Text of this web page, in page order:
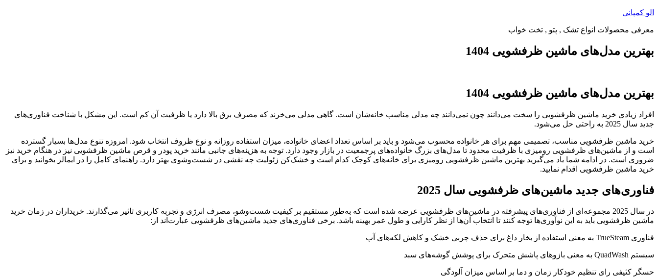
پرش
محتوا
الو کمپانی
معرفی محصولات انواع تشک , پتو , تخت خواب
بهترین مدل‌های ماشین ظرفشویی 1404
بهترین مدل‌های ماشین ظرفشویی 1404
افراد زیادی خرید ماشین ظرفشویی را سخت می‌دانند چون نمی‌دانند چه مدلی مناسب خانه‌شان است. گاهی مدلی می‌خرند که مصرف برق بالا دارد یا ظرفیت آن کم است. این مشکل با شناخت فناوری‌های
جدید سال 2025 به راحتی حل می‌شود.
خرید ماشین ظرفشویی مناسب، تصمیمی مهم برای هر خانواده محسوب می‌شود و باید بر اساس تعداد اعضای خانواده، میزان استفاده روزانه و نوع ظروف انتخاب شود. امروزه تنوع مدل‌ها بسیار گسترده
است و از ماشین‌های ظرفشویی رومیزی با ظرفیت محدود تا مدل‌های بزرگ خانواده‌های پرجمعیت در بازار وجود دارد. توجه به هزینه‌های جانبی مانند خرید پودر و قرص ماشین ظرفشویی نیز در هنگام خرید نیز
ضروری است. در ادامه شما یاد می‌گیرید بهترین ماشین ظرفشویی رومیزی برای خانه‌های کوچک کدام است و خشک‌کن زئولیت چه نقشی در شست‌وشوی بهتر دارد. راهنمای کامل را در ایمالز بخوانید و برای
خرید ماشین ظرفشویی اقدام نمایید.
فناوری‌های جدید ماشین‌های ظرفشویی سال 2025
در سال 2025 مجموعه‌ای از فناوری‌های پیشرفته در ماشین‌های ظرفشویی عرضه شده است که به‌طور مستقیم بر کیفیت شست‌وشو، مصرف انرژی و تجربه کاربری تاثیر می‌گذارند. خریداران در زمان خرید
ماشین ظرفشویی باید به این نوآوری‌ها توجه کنند تا انتخاب آن‌ها از نظر کارایی و طول عمر بهینه باشد. برخی فناوری‌های جدید ماشین‌های ظرفشویی عبارت‌اند از:
فناوری TrueSteam به معنی استفاده از بخار داغ برای حذف چربی خشک و کاهش لکه‌های آب
سیستم QuadWash به معنی بازوهای پاشش متحرک برای پوشش گوشه‌های سبد
حسگر کثیفی رای تنظیم خودکار زمان و دما بر اساس میزان آلودگی